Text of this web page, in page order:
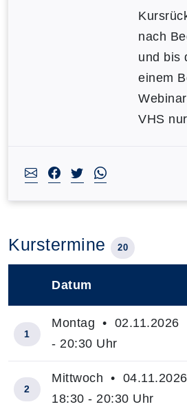
nach
und bis
einem
VHS
Kurstermine 20
Datum
1
Montag • 02.11.2026
- 20:30 Uhr
2
Mittwoch •
18:30 - 20:30 Uhr